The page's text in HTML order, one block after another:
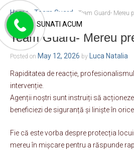
Home › Team Guard Team Guard- Mereu
Team Guard- Mereu
Posted on May 12, 2026 by Luca Natalia
Rapiditatea de reacție,
intervenție.
Agenții noștri sunt instruiți să
beneficiezi de siguranță și liniște în
Fie că este vorba despre protecția
mereu în mișcare pentru a răspunde
SUNATI ACUM